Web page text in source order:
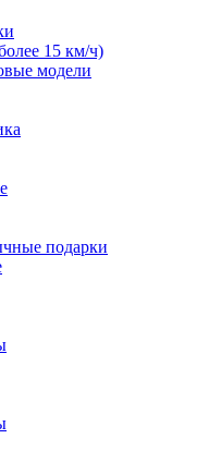
15 км/ч)
модели
подарки